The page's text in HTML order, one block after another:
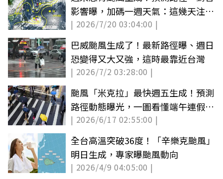
影響曝，加碼一週天氣：這幾天注意
降雨
| 2026/7/20 03:04:00 |
巴威颱風生成了！最新路徑曝、週日
恐變得又大又強，這時最靠近台灣
| 2026/7/2 03:28:00 |
颱風「米克拉」最快週五生成！預測
路徑動態曝光，一圖看懂端午連假天
氣
| 2026/6/17 02:55:00 |
全台高溫突破36度！「辛樂克颱風」
明日生成，專家曝颱風動向
| 2026/4/9 04:05:00 |